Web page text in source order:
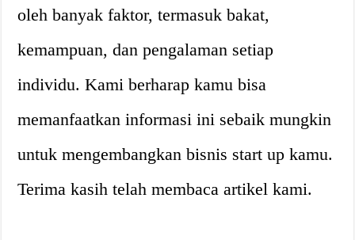
oleh banyak faktor, termasuk bakat,
kemampuan, dan pengalaman setiap
individu. Kami berharap kamu bisa
memanfaatkan informasi ini sebaik mungkin
untuk mengembangkan bisnis start up kamu.
Terima kasih telah membaca artikel kami.